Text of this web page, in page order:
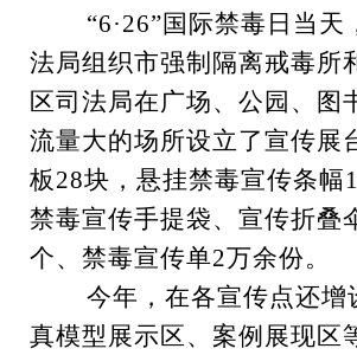
“6·26”国际禁毒日当天
法局组织市强制隔离戒毒所
区司法局在广场、公园、图
流量大的场所设立了宣传展
板28块，悬挂禁毒宣传条幅
禁毒宣传手提袋、宣传折叠
个、禁毒宣传单2万余份。
今年，在各宣传点还增
真模型展示区、案例展现区